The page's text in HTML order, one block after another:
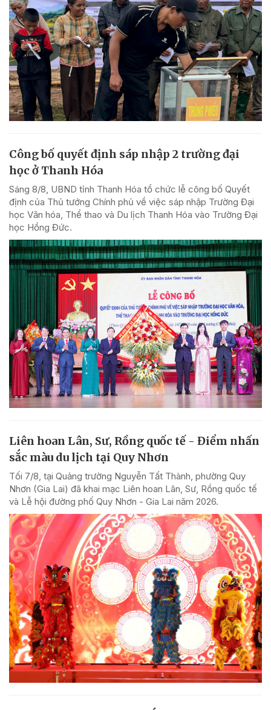
Công bố quyết định sáp nhập 2 trường đại
học ở Thanh Hóa
Sáng 8/8, UBND tỉnh Thanh Hóa tổ chức lễ công bố Quyết
định của Thủ tướng Chính phủ về việc sáp nhập Trường Đại
học Văn hóa, Thể thao và Du lịch Thanh Hóa vào Trường Đại
học Hồng Đức.
Liên hoan Lân, Sư, Rồng quốc tế - Điểm nhấn
sắc màu du lịch tại Quy Nhơn
Tối 7/8, tại Quảng trường Nguyễn Tất Thành, phường Quy
Nhơn (Gia Lai) đã khai mạc Liên hoan Lân, Sư, Rồng quốc tế
và Lễ hội đường phố Quy Nhơn - Gia Lai năm 2026.